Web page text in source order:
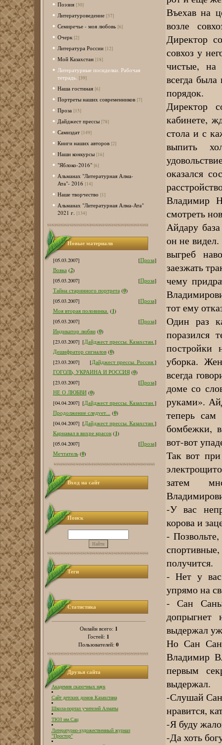
Поэзия [30]
Литературоведение [37]
Семиречье - моя любовь [6]
Очерк [2]
Литература России [12]
Мой Казахстан [18]
Литературные посиделки. Рабочая
тетрадь. [39]
Наша гостиная [6]
Портреты наших современников [7]
Проза [15]
Дайджест прессы [78]
Самиздат [149]
Книги наших авторов [2]
Наши конкурсы [16]
"Яблоко-2016" [6]
Альманах "Литературная Алма-
Ата"- 2016 [14]
Наше творчество [1]
Альманах "Литературная Алма-Ата"
2021 г. [134]
Новые материалв
[05.03.2007] [Проза]
Вовка (2)
[05.03.2007]
[Проза]
Тайна старинного портрета (0)
[05.03.2007]
[Проза]
Моя вторая половинка. (1)
[05.03.2007]
[Проза]
Индикатор любви (0)
[23.03.2007] [Дайджест прессы. Казахстан.]
Дешифратор сигналов (0)
[23.03.2007]
[Дайджест прессы. Россия.]
ГОГОЛЬ, УКРАИНА И РОССИЯ (0)
[23.03.2007]
[Проза]
НЕ О ЛЮБВИ (0)
[04.04.2007] [Дайджест прессы. Казахстан.]
Продолжение следует... (0)
[04.04.2007] [Дайджест прессы. Казахстан.]
Карнавал в вихре красок (1)
[05.04.2007]
[Проза]
Мечтатель (0)
Вход на сайт
Поиск
Теги
Статистика
Онлайн всего: 1
Гостей: 1
Пользователей: 0
Друзья сайта
Академия сказочных наук
Сайт детских домов Казахстана
Школа-портал учителей Алматы
ТЮЗ им.Сац
Литературно-художественный журнал
"Простор"
Въехав на
возле
Директор
совхоз у
чистые, на
всегда
порядок.
Директор
кабинете,
стола и с
выпить
оказался
Владимир
смотреть
Айдару
он не
выгреб
заезжать
чему
тот ему
Один раз
поразился
постройки
уборка.
всегда
доме со
руками».
теперь
бомбежки,
вот-вот
Так вот
затем
-У вас
корова и
-
получится.
- Нет у вас
упрямо на
- Сан
допрыгнет
выдержал
Но Сан
Владимир
первым
выдержал.
-Слушай Сан
нравится,
-Я буду
-Да хоть